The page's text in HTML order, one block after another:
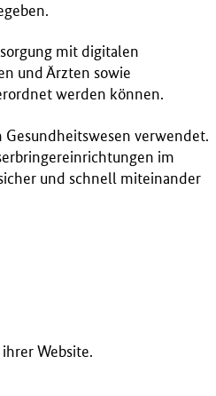
mit digitalen
und Ärzten sowie
werden können.
Gesundheitswesen verwendet.
im
und schnell miteinander
Website.